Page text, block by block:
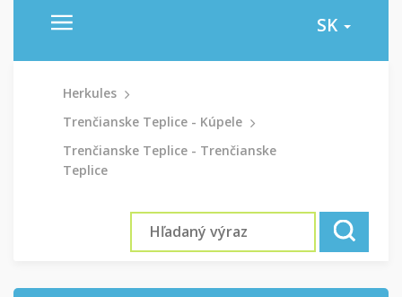
SK
Herkules
Trenčianske Teplice - Kúpele
Trenčianske Teplice - Trenčianske
Teplice